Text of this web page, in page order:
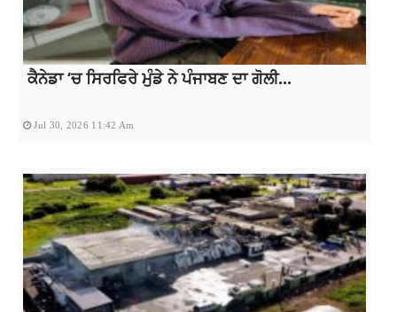
ਕੈਨੇਡਾ ‘ਚ ਸਿਰਫਿਰੇ ਮੁੰਡੇ ਨੇ ਪੰਜਾਬਣ ਦਾ ਗੋਲੀ...
Jul 30, 2026 11:42 Am